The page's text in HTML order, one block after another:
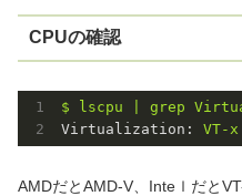
CPUの確認
$ lscpu
Virtualization:
VT-x
AMDだとAMD-V、Inteｌだと